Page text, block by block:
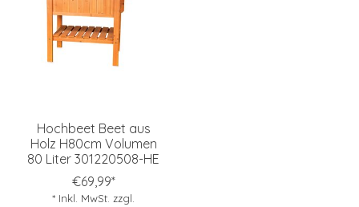
Hochbeet Beet aus
Holz H80cm Volumen
80 Liter 301220508-HE
€69,99*
* Inkl. MwSt. zzgl.